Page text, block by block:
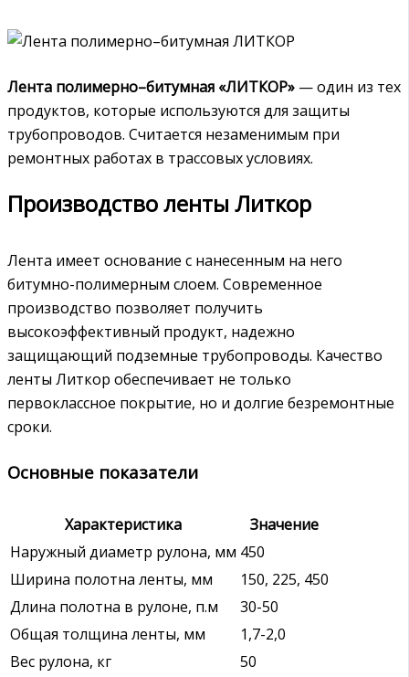
Лента полимерно–битумная «ЛИТКОР» — один из тех
продуктов, которые используются для защиты
трубопроводов. Считается незаменимым при
ремонтных работах в трассовых условиях.
Производство ленты Литкор
Лента имеет основание с нанесенным на него
битумно-полимерным слоем. Современное
производство позволяет получить
высокоэффективный продукт, надежно
защищающий подземные трубопроводы. Качество
ленты Литкор обеспечивает не только
первоклассное покрытие, но и долгие безремонтные
сроки.
Основные показатели
Характеристика
Значение
Наружный диаметр рулона, мм 450
Ширина полотна ленты, мм
150, 225, 450
Длина полотна в рулоне, п.м
30-50
Общая толщина ленты, мм
1,7-2,0
Вес рулона, кг
50